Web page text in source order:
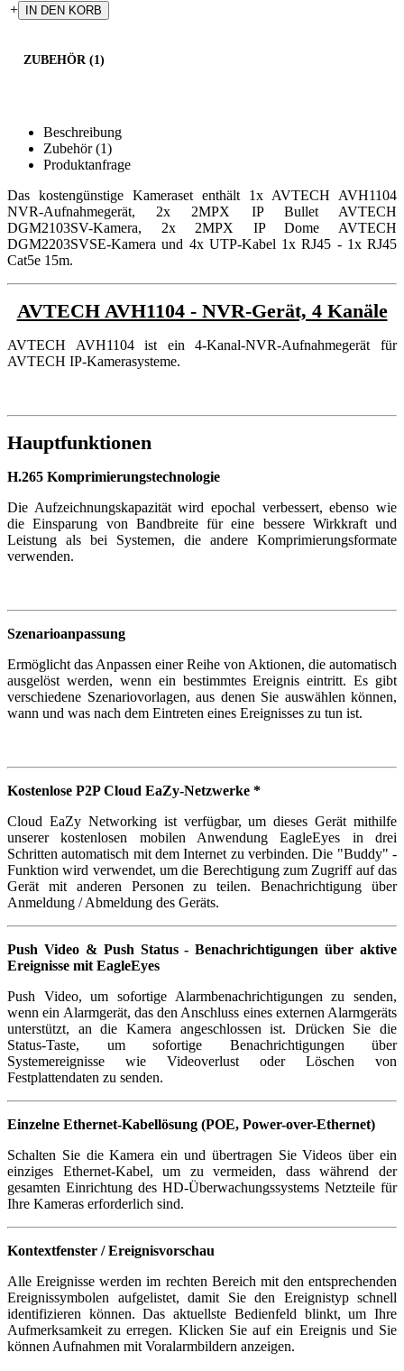
+
ZUBEHÖR (1)
Beschreibung
Zubehör (1)
Produktanfrage
Das kostengünstige Kameraset enthält 1x AVTECH AVH1104
NVR-Aufnahmegerät, 2x 2MPX IP Bullet AVTECH
DGM2103SV-Kamera, 2x 2MPX IP Dome AVTECH
DGM2203SVSE-Kamera und 4x UTP-Kabel 1x RJ45 - 1x RJ45
Cat5e 15m.
AVTECH AVH1104 - NVR-Gerät, 4 Kanäle
AVTECH AVH1104 ist ein 4-Kanal-NVR-Aufnahmegerät für
AVTECH IP-Kamerasysteme.
Hauptfunktionen
H.265 Komprimierungstechnologie
Die Aufzeichnungskapazität wird epochal verbessert, ebenso wie
die Einsparung von Bandbreite für eine bessere Wirkkraft und
Leistung als bei Systemen, die andere Komprimierungsformate
verwenden.
Szenarioanpassung
Ermöglicht das Anpassen einer Reihe von Aktionen, die automatisch
ausgelöst werden, wenn ein bestimmtes Ereignis eintritt. Es gibt
verschiedene Szenariovorlagen, aus denen Sie auswählen können,
wann und was nach dem Eintreten eines Ereignisses zu tun ist.
Kostenlose P2P Cloud EaZy-Netzwerke *
Cloud EaZy Networking ist verfügbar, um dieses Gerät mithilfe
unserer kostenlosen mobilen Anwendung EagleEyes in drei
Schritten automatisch mit dem Internet zu verbinden. Die "Buddy" -
Funktion wird verwendet, um die Berechtigung zum Zugriff auf das
Gerät mit anderen Personen zu teilen. Benachrichtigung über
Anmeldung / Abmeldung des Geräts.
Push Video & Push Status - Benachrichtigungen über aktive
Ereignisse mit EagleEyes
Push Video, um sofortige Alarmbenachrichtigungen zu senden,
wenn ein Alarmgerät, das den Anschluss eines externen Alarmgeräts
unterstützt, an die Kamera angeschlossen ist. Drücken Sie die
Status-Taste, um sofortige Benachrichtigungen über
Systemereignisse wie Videoverlust oder Löschen von
Festplattendaten zu senden.
Einzelne Ethernet-Kabellösung (POE, Power-over-Ethernet)
Schalten Sie die Kamera ein und übertragen Sie Videos über ein
einziges Ethernet-Kabel, um zu vermeiden, dass während der
gesamten Einrichtung des HD-Überwachungssystems Netzteile für
Ihre Kameras erforderlich sind.
Kontextfenster / Ereignisvorschau
Alle Ereignisse werden im rechten Bereich mit den entsprechenden
Ereignissymbolen aufgelistet, damit Sie den Ereignistyp schnell
identifizieren können. Das aktuellste Bedienfeld blinkt, um Ihre
Aufmerksamkeit zu erregen. Klicken Sie auf ein Ereignis und Sie
können Aufnahmen mit Voralarmbildern anzeigen.